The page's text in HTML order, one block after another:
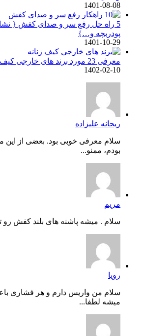
1401-08-08
5 راه حل رفع سر و صدای کفش {
پودربچه و…}
1401-10-29
معرفی 23 مورد برند های خارجی کیف زنانه + عکس + قیمت
1402-02-10
ریحانه علیزاده
سلام معرفی خوبی بود. بعضی از این
بودم، ممنو...
مریم
سلام . میشه پاشنه های بلند کفش رو
رویا
سلام من واریس دارم و هر فشاری
میشه لطفا...